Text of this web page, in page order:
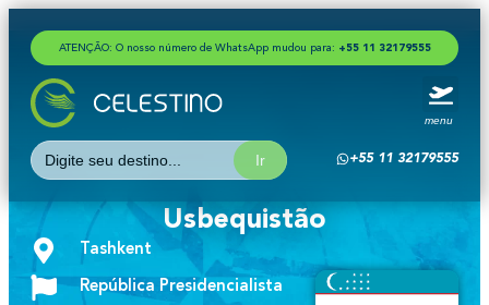
ATENÇÃO: O nosso número de WhatsApp mudou para: + 55 1 1 321 79555
menu
Search
for:
+55 11 32179555
Usbequistão
Tashkent
República Presidencialista